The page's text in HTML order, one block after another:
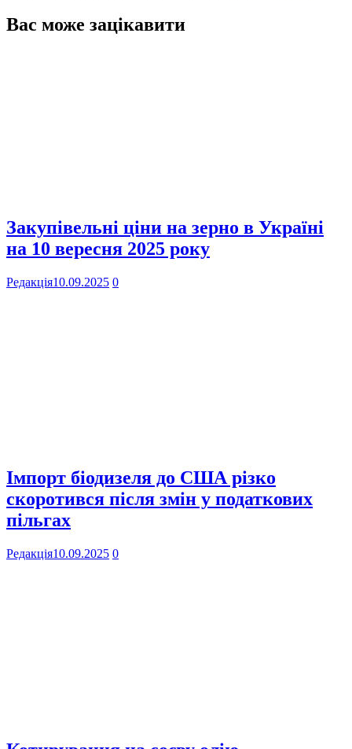
Вас може зацікавити
Закупівельні ціни на зерно в Україні
на 10 вересня 2025 року
Редакція10.09.2025 0
Імпорт біодизеля до США різко
скоротився після змін у податкових
пільгах
Редакція10.09.2025 0